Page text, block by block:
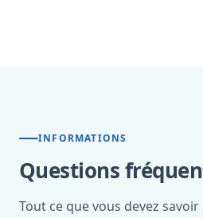
INFORMATIONS
Questions
Tout ce que vous devez